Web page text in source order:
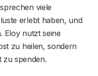
viele
erlebt haben, und
Eloy nutzt seine
zu heilen, sondern
zu spenden.